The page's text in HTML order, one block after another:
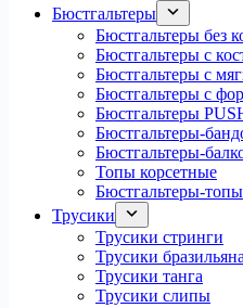
Бюстгальтеры
Бюстгальтеры без
Бюстгальтеры с
Бюстгальтеры с
Бюстгальтеры с
Бюстгальтеры
Бюстгальтеры-
Бюстгальтеры-
Топы корсетные
Бюстгальтеры-
Трусики
Трусики стринги
Трусики бразильяна
Трусики танга
Трусики слипы